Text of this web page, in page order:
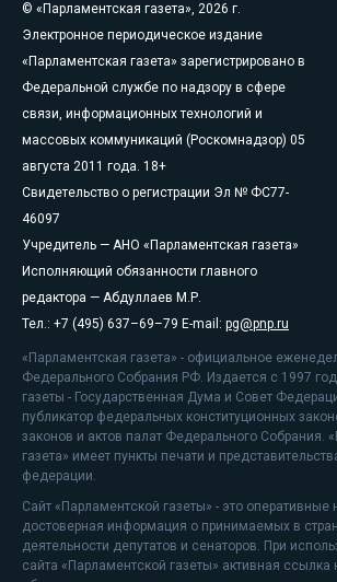
© «Парламентская газета», 2026 г.
Электронное периодическое издание
«Парламентская газета» зарегистрировано в
Федеральной службе по надзору в сфере
связи, информационных технологий и
массовых коммуникаций (Роскомнадзор) 05
августа 2011 года. 18+
Свидетельство о регистрации Эл № ФС77-
46097
Учредитель — АНО «Парламентская газета»
Исполняющий обязанности главного
редактора — Абдуллаев М.Р.
Тел.: +7 (495) 637–69–79 E-mail: pg@pnp.ru
«Парламентская газета» - официальное
Федерального Собрания РФ. Издается с 1997
газеты - Государственная Дума и Совет
публикатор федеральных конституционных
законов и актов палат Федерального Собрания.
газета» имеет пункты печати и
федерации.
Сайт «Парламентской газеты» - это оперативные
достоверная информация о принимаемых в
деятельности депутатов и сенаторов. При
сайта «Парламентской газеты» активная ссылка